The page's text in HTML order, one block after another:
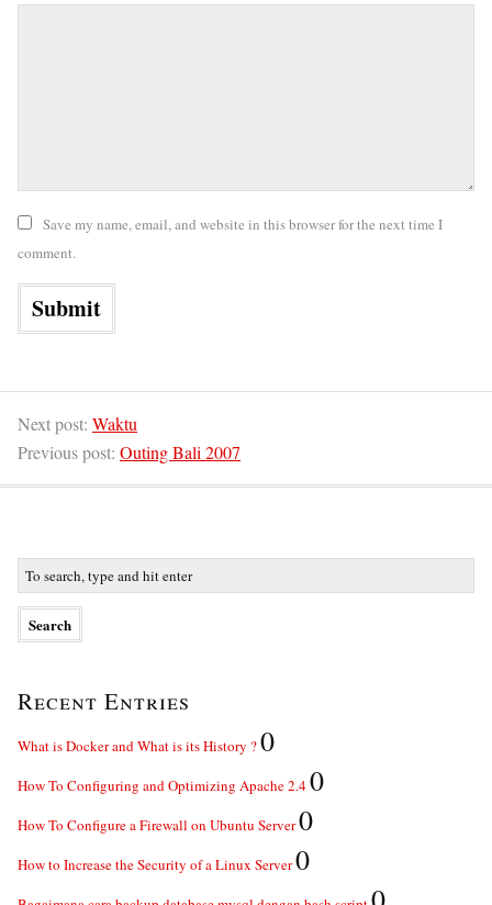
Save my name, email, and website in this browser for the next time I
comment.
Next post: Waktu
Previous post: Outing Bali 2007
Recent Entries
What is Docker and What is its History ?0
How To Configuring and Optimizing Apache 2.40
How To Configure a Firewall on Ubuntu Server0
How to Increase the Security of a Linux Server0